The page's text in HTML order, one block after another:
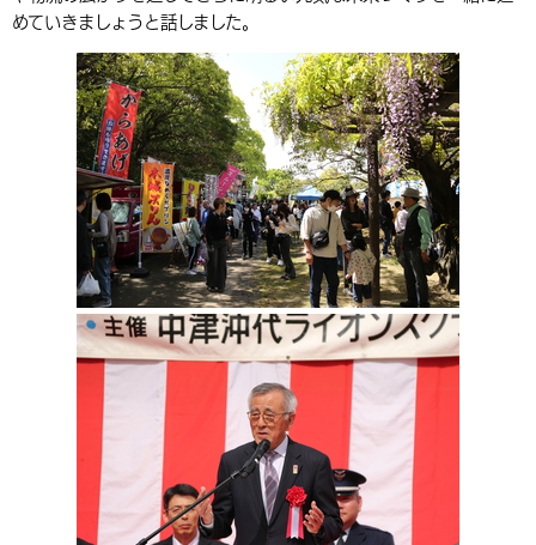
組織案内
選挙
相談・支援・情報
遊ぶ・体験する
買う・おみやげ 四季のイベント・祭り
移住・定住
地方創生・地域活性化 広報・広聴
行政・計画
めていきましょうと話しました。